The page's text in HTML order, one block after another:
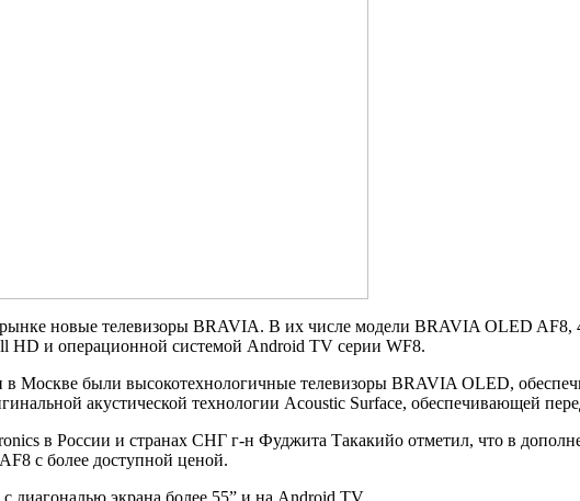
новые телевизоры BRAVIA. В их числе модели BRAVIA OLED
HD и операционной системой Android TV серии WF8.
в Москве были высокотехнологичные телевизоры BRAVIA OLED,
акустической технологии Acoustic Surface, обеспечивающей
в России и странах СНГ г-н Фуджита Такакийо отметил, что в
с более доступной ценой.